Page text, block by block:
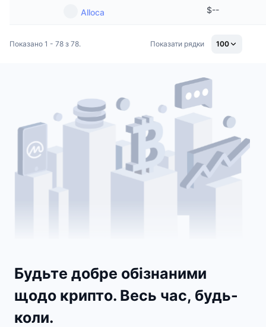
Alloca $--
Показано 1 - 78 з 78. Показати рядки 100
Будьте добре обізнаними
щодо крипто. Весь час, будь-
коли.